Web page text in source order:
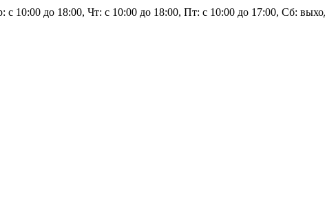
10:00 до 18:00, Чт: с 10:00 до 18:00, Пт: с 10:00 до 17:00, Сб: